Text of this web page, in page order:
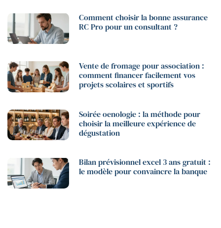
Comment choisir la bonne assurance
RC Pro pour un consultant ?
Vente de fromage pour association :
comment financer facilement vos
projets scolaires et sportifs
Soirée oenologie : la méthode pour
choisir la meilleure expérience de
dégustation
Bilan prévisionnel excel 3 ans gratuit :
le modèle pour convaincre la banque